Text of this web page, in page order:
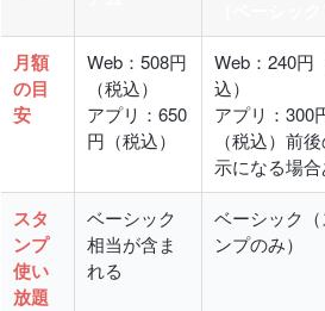
月額
の目
安
Web：508円
（税込）
アプリ：650
円（税込）
Web：240円
込）
アプリ：300
（税込）前
示になる場合
スタ
ンプ
使い
放題
ベーシック
相当が含ま
れる
ベーシック（
ンプのみ）